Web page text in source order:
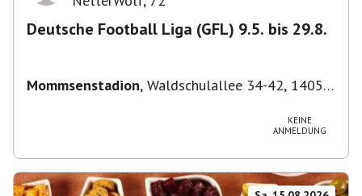
Deutsche Football Liga (GFL) 9.5. bis 29.8.
Mommsenstadion, Waldschulallee 34-42, 14055
KEINE
ANMELDUNG